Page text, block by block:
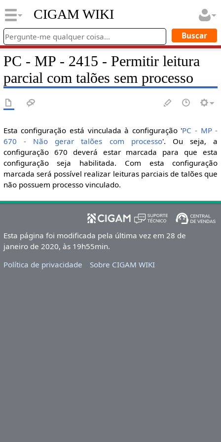
CIGAM WIKI
PC - MP - 2415 - Permitir leitura
parcial com talões sem processo
Esta configuração está vinculada à configuração 'PC - MP -
670 - Não gerar talões com processo'. Ou seja, a
configuração 670 deverá estar marcada para que esta
configuração seja habilitada. Com esta configuração
marcada será possível realizar leituras parciais de talões que
não possuem processo vinculado.
Esta página foi modificada pela última vez em 28 de
janeiro de 2020, às 19h55min.
Política de privacidade
Sobre CIGAM WIKI